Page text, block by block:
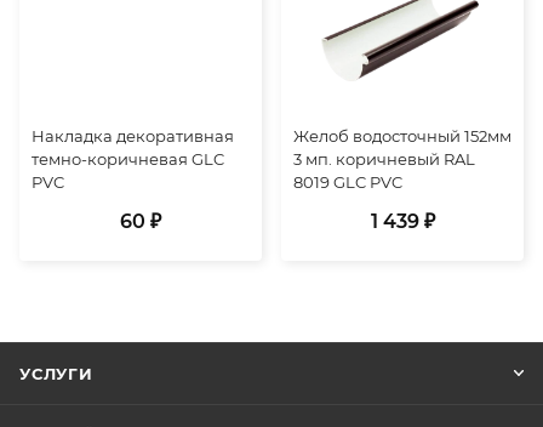
Накладка декоративная
темно-коричневая GLC
PVC
60 ₽
Желоб водосточный 152мм
3 мп. коричневый RAL
8019 GLC PVC
1 439 ₽
УСЛУГИ